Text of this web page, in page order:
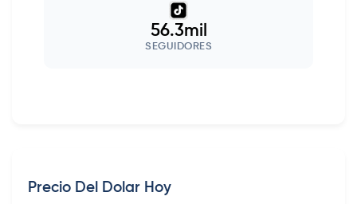
56.3mil
SEGUIDORES
Precio Del Dolar Hoy